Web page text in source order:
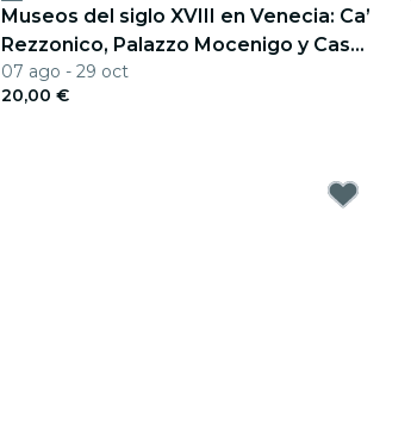
Museos del siglo XVIII en Venecia: Ca’
Rezzonico, Palazzo Mocenigo y Casa
Goldoni
07 ago - 29 oct
20,00 €